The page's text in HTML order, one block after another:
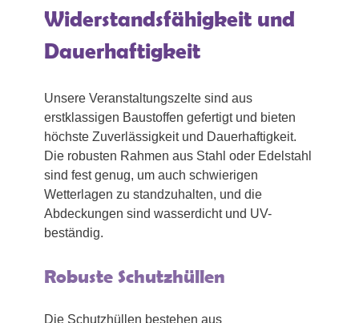
Widerstandsfähigkeit und
Dauerhaftigkeit
Unsere Veranstaltungszelte sind aus
erstklassigen Baustoffen gefertigt und bieten
höchste Zuverlässigkeit und Dauerhaftigkeit.
Die robusten Rahmen aus Stahl oder Edelstahl
sind fest genug, um auch schwierigen
Wetterlagen zu standzuhalten, und die
Abdeckungen sind wasserdicht und UV-
beständig.
Robuste Schutzhüllen
Die Schutzhüllen bestehen aus